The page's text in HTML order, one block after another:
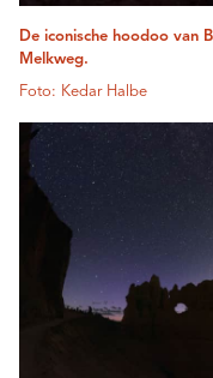
De iconische hoodoo van
Melkweg.
Foto: Kedar Halbe